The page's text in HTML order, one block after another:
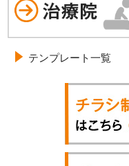
テンプレート一覧